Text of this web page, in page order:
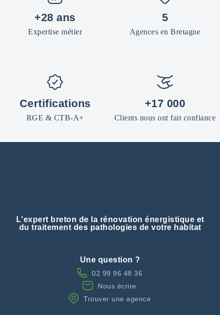
+28 ans
Expertise métier
5
Agences en Bretagne
Certifications
RGE & CTB-A+
+17 000
Clients nous ont fait confiance
L'expert breton de la rénovation énergistique et
du traitement des pathologies de votre habitat
Une question ?
02 99 96 48 36
Nous écrire
Trouver une agence